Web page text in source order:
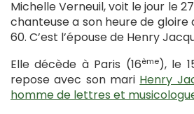
Michelle Verneuil, voit le jour le
chanteuse a son heure de gloire
60. C’est l’épouse de Henry
Elle décède à Paris (16ème), le
repose avec son mari Henry
homme de lettres et